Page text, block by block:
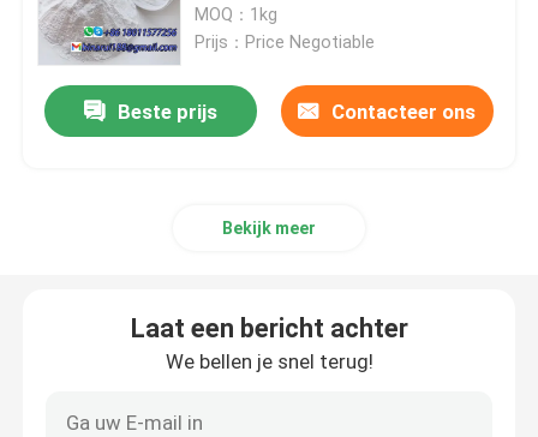
MOQ：1kg
Prijs：Price Negotiable
Beste prijs Contacteer ons
Bekijk meer
Laat een bericht achter
We bellen je snel terug!